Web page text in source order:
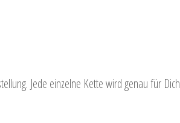
Jede einzelne Kette wird genau für Dich